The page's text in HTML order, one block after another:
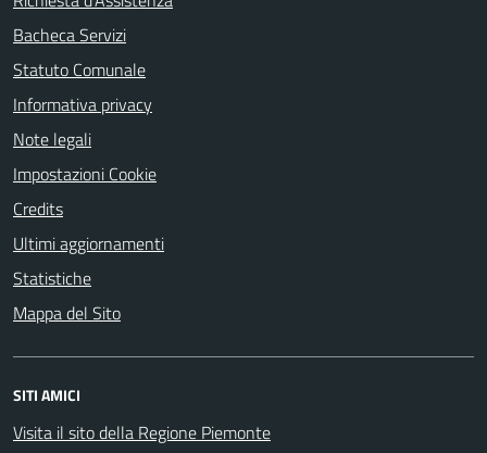
Bacheca Servizi
Statuto Comunale
Informativa privacy
Note legali
Impostazioni Cookie
Credits
Ultimi aggiornamenti
Statistiche
Mappa del Sito
SITI AMICI
Visita il sito della Regione Piemonte